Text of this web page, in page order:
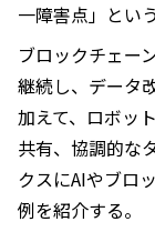
一障害点」とい
ブロックチェー
継続し、データ
加えて、ロボッ
共有、協調的な
クスにAIやブロ
例を紹介する。